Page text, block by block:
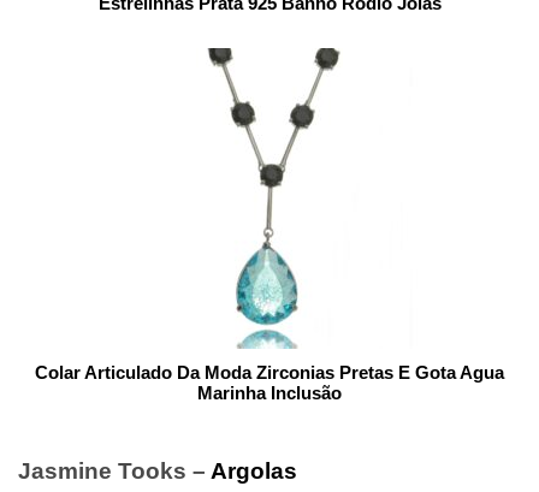
Colar Articulado Da Moda Zirconias Pretas E Gota Agua
Marinha Inclusão
Jasmine Tooks – Argolas